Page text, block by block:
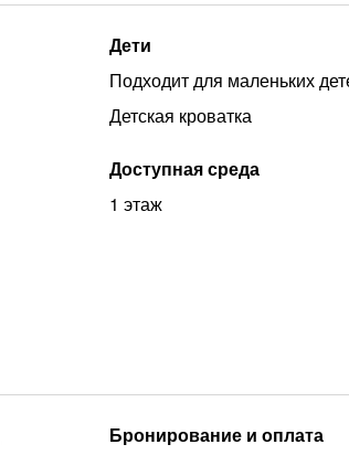
Дети
Подходит для маленьких
Детская кроватка
Доступная среда
1 этаж
Бронирование и оплата